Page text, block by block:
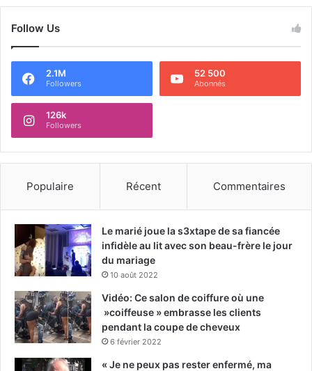
Follow Us
2.1M
Followers
52 500
Abonnés
126k
Followers
Populaire Récent Commentaires
Le marié joue la s3xtape de sa fiancée
infidèle au lit avec son beau-frère le jour
du mariage
10 août 2022
Vidéo: Ce salon de coiffure où une
»coiffeuse » embrasse les clients
pendant la coupe de cheveux
6 février 2022
« Je ne peux pas rester enfermé, ma